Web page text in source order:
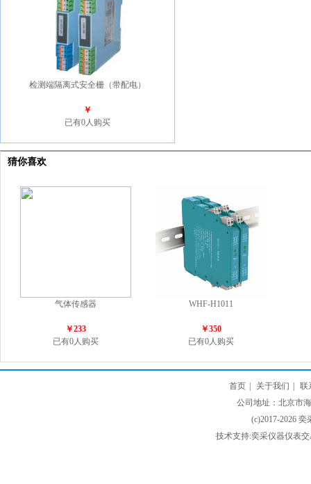
检测端隔离式安全栅（带配电）
￥
已有0人购买
猜你喜欢
气体传感器
￥233
已有0人购买
WHF-H1011
￥350
已有0人购买
首页 关于我们
联
公司地址：北京市
(c)2017-2026
技术支持:奕采仪器仪表